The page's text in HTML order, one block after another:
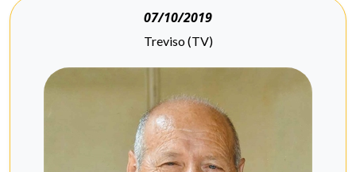
07/10/2019
Treviso (TV)